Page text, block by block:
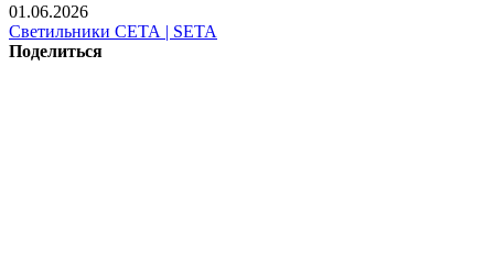
01.06.2026
Светильники СЕТА | SETA
Поделиться